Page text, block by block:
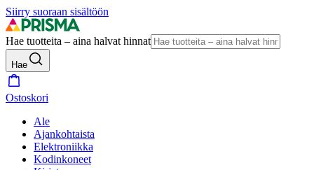
Siirry suoraan sisältöön
Hae tuotteita – aina halvat hinnat
Hae
Ostoskori
Ale
Ajankohtaista
Elektroniikka
Kodinkoneet